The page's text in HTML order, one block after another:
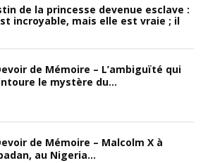
de la princesse devenue esclave :
incroyable, mais elle est vraie ; il
de Mémoire – L’ambiguïté qui
le mystère du...
de Mémoire – Malcolm X à
au Nigeria...